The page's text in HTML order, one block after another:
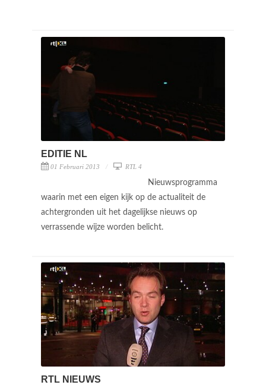
EDITIE NL
01 Februari 2013 RTL 4
Nieuwsprogramma
waarin met een eigen kijk op de actualiteit de
achtergronden uit het dagelijkse nieuws op
verrassende wijze worden belicht.
RTL NIEUWS